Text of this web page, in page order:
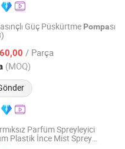
Güç Püskürtme Pompası
/ Parça
(MOQ)
Co., Ltd.
2003
Parfüm Spreyleyici
Plastik İnce Mist Sprey
Co., Ltd.